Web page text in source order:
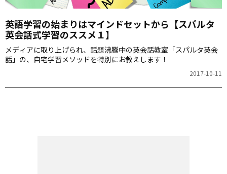
英語学習の始まりはマインドセットから【スパルタ
英会話式学習のススメ１】
メディアに取り上げられ、話題沸騰中の英会話教室「スパルタ英会
話」の、自宅学習メソッドを特別にお教えします！
2017-10-11